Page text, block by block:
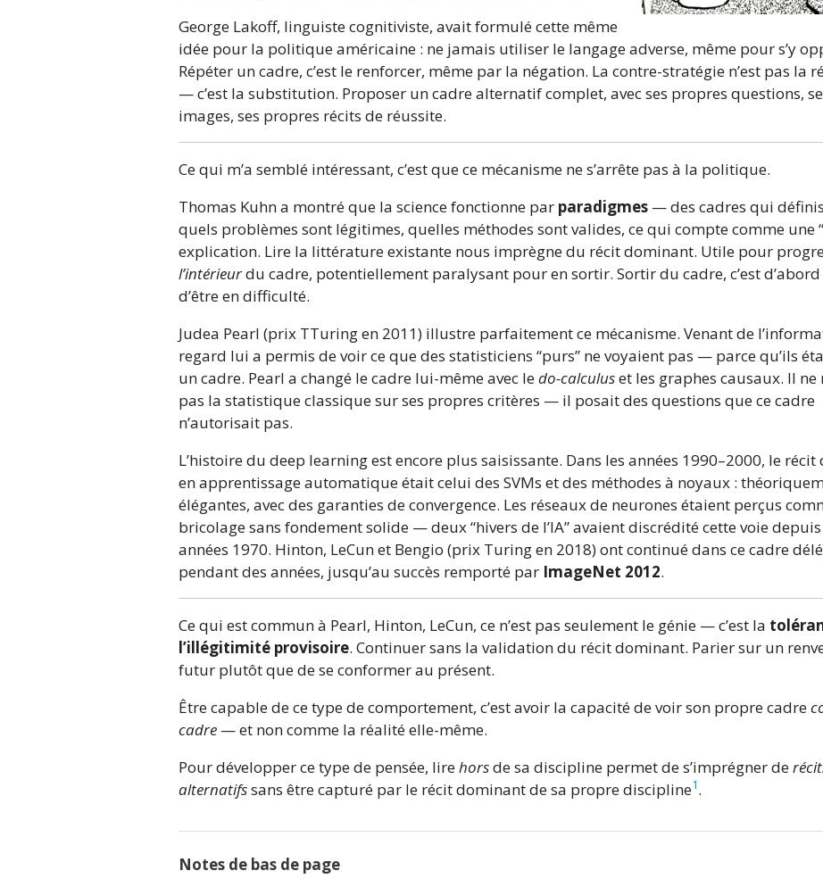
George Lakoff, linguiste cognitiviste, avait formulé cette même
idée pour la politique américaine : ne jamais utiliser le langage adverse, même pour s’y
Répéter un cadre, c’est le renforcer, même par la négation. La contre-stratégie n’est pas la
— c’est la substitution. Proposer un cadre alternatif complet, avec ses propres questions,
images, ses propres récits de réussite.
Ce qui m’a semblé intéressant, c’est que ce mécanisme ne s’arrête pas à la politique.
Thomas Kuhn a montré que la science fonctionne par paradigmes — des cadres qui
quels problèmes sont légitimes, quelles méthodes sont valides, ce qui compte comme une
explication. Lire la littérature existante nous imprègne du récit dominant. Utile pour
l’intérieurdu cadre, potentiellement paralysant pour en sortir. Sortir du cadre, c’est
d’être en difficulté.
Judea Pearl (prix TTuring en 2011) illustre parfaitement ce mécanisme. Venant de
regard lui a permis de voir ce que des statisticiens “purs” ne voyaient pas — parce qu’ils
un cadre. Pearl a changé le cadre lui-même avec ledo-calculuset les graphes causaux. Il
pas la statistique classique sur ses propres critères — il posait des questions que ce cadre
n’autorisait pas.
L’histoire du deep learning est encore plus saisissante. Dans les années 1990–2000, le
en apprentissage automatique était celui des SVMs et des méthodes à noyaux :
élégantes, avec des garanties de convergence. Les réseaux de neurones étaient perçus
bricolage sans fondement solide — deux “hivers de l’IA” avaient discrédité cette voie
années 1970. Hinton, LeCun et Bengio (prix Turing en 2018) ont continué dans ce cadre
pendant des années, jusqu’au succès remporté par ImageNet 2012.
Ce qui est commun à Pearl, Hinton, LeCun, ce n’est pas seulement le génie — c’est la
l’illégitimité provisoire. Continuer sans la validation du récit dominant. Parier sur un
futur plutôt que de se conformer au présent.
Être capable de ce type de comportement, c’est avoir la capacité de voir son propre cadre
cadre — et non comme la réalité elle-même.
Pour développer ce type de pensée, lirehorsde sa discipline permet de s’imprégner de
alternatifssans être capturé par le récit dominant de sa propre discipline1.
Notes de bas de page